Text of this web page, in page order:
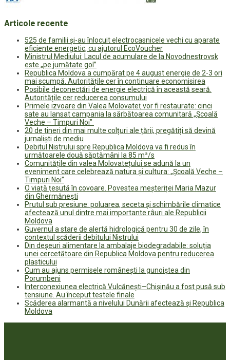
Articole recente
525 de familii și-au înlocuit electrocasnicele vechi cu aparate
eficiente energetic, cu ajutorul EcoVoucher
Ministrul Mediului: Lacul de acumulare de la Novodnestrovsk
este „pe jumătate gol”
Republica Moldova a cumpărat pe 4 august energie de 2-3 ori
mai scumpă. Autoritățile cer în continuare economisirea
Posibile deconectări de energie electrică în această seară.
Autoritățile cer reducerea consumului
Primele izvoare din Valea Molovateț vor fi restaurate: cinci
sate au lansat campania la sărbătoarea comunitară „Școală
Veche – Timpuri Noi”
20 de tineri din mai multe colțuri ale țării, pregătiți să devină
jurnaliști de mediu
Debitul Nistrului spre Republica Moldova va fi redus în
următoarele două săptămâni la 85 m³/s
Comunitățile din valea Molovatețului se adună la un
eveniment care celebrează natura și cultura: „Școală Veche –
Timpuri Noi”
O viață țesută în covoare. Povestea meșteriței Maria Mazur
din Ghermănești
Prutul sub presiune: poluarea, seceta și schimbările climatice
afectează unul dintre mai importante râuri ale Republicii
Moldova
Guvernul a stare de alertă hidrologică pentru 30 de zile, în
contextul scăderii debitului Nistrului
Din deșeuri alimentare la ambalaje biodegradabile: soluția
unei cercetătoare din Republica Moldova pentru reducerea
plasticului
Cum au ajuns permisele românești la gunoiștea din
Porumbeni
Interconexiunea electrică Vulcănești–Chișinău a fost pusă sub
tensiune. Au început testele finale
Scăderea alarmantă a nivelului Dunării afectează și Republica
Moldova